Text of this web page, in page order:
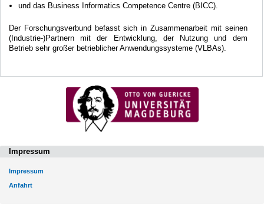
und das Business Informatics Competence Centre (BICC).
Der Forschungsverbund befasst sich in Zusammenarbeit mit seinen
(Industrie-)Partnern mit der Entwicklung, der Nutzung und dem
Betrieb sehr großer betrieblicher Anwendungssysteme (VLBAs).
Impressum
Impressum
Anfahrt